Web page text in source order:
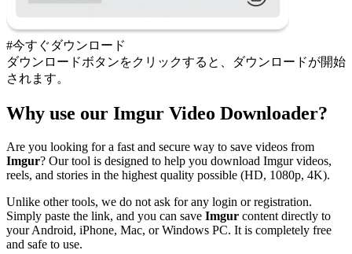
#今すぐダウンロード
ダウンロードボタンをクリックすると、ダウンロードが開始
されます。
Why use our Imgur Video Downloader?
Are you looking for a fast and secure way to save videos from
Imgur? Our tool is designed to help you download Imgur videos,
reels, and stories in the highest quality possible (HD, 1080p, 4K).
Unlike other tools, we do not ask for any login or registration.
Simply paste the link, and you can save Imgur content directly to
your Android, iPhone, Mac, or Windows PC. It is completely free
and safe to use.